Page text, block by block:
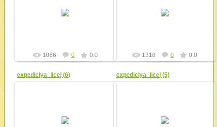
1066 0 0.0 1318 0 0.0
expediciya_licej (6) expediciya_licej (5)